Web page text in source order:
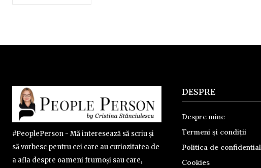
#PeoplePerson - Mă interesează să scriu și
să vorbesc pentru cei care au curiozitatea de
a afla despre oameni frumoși sau care,
DESPRE
Despre mine
Termeni și condiții
Politica de
Cookies